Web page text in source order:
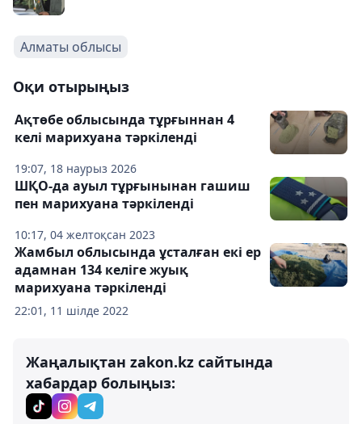
Алматы облысы
Оқи отырыңыз
19:07, 18 наурыз 2026
Ақтөбе облысында тұрғыннан 4
келі марихуана тәркіленді
10:17, 04 желтоқсан 2023
ШҚО-да ауыл тұрғынынан гашиш
пен марихуана тәркіленді
22:01, 11 шілде 2022
Жамбыл облысында ұсталған екі ер
адамнан 134 келіге жуық
марихуана тәркіленді
Жаңалықтан zakon.kz сайтында
хабардар болыңыз: